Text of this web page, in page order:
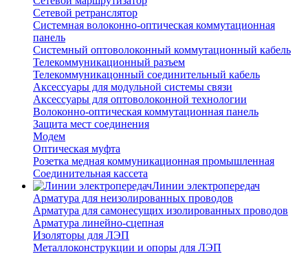
Сетевой ретранслятор
Системная волоконно-оптическая коммутационная
панель
Системный оптоволоконный коммутационный кабель
Телекоммуникационный разъем
Телекоммуникацонный соединительный кабель
Аксессуары для модульной системы связи
Аксессуары для оптоволоконной технологии
Волоконно-оптическая коммутационная панель
Защита мест соединения
Модем
Оптическая муфта
Розетка медная коммуникационная промышленная
Соединительная кассета
Линии электропередач
Арматура для неизолированных проводов
Арматура для самонесущих изолированных проводов
Арматура линейно-сцепная
Изоляторы для ЛЭП
Металлоконструкции и опоры для ЛЭП